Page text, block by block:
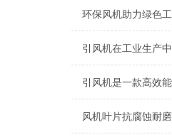
风机叶片抗腐蚀耐